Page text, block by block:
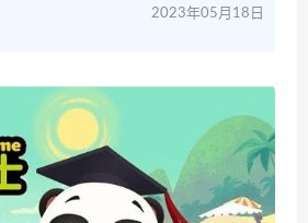
2023年05月18日